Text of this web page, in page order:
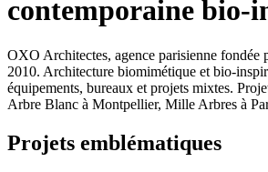
contemporaine bio-
OXO Architectes, agence parisienne fondée
2010. Architecture biomimétique et bio-
équipements, bureaux et projets mixtes.
Arbre Blanc à Montpellier, Mille Arbres à
Projets emblématiques